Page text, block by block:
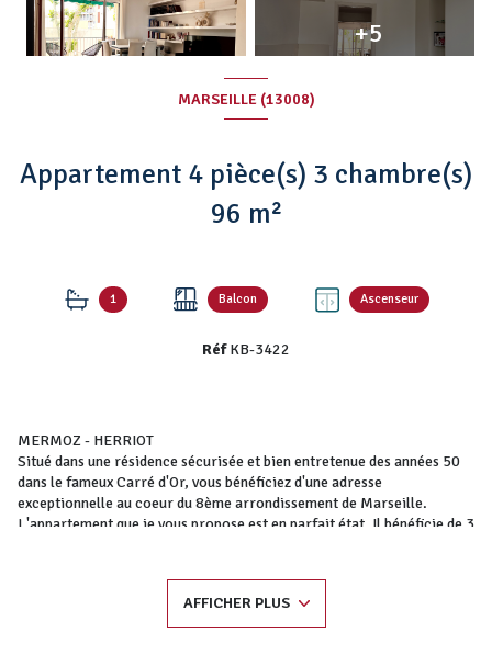
+5
MARSEILLE (13008)
Appartement 4 pièce(s) 3 chambre(s)
96 m²
1 Balcon Ascenseur
RéfKB-3422
MERMOZ - HERRIOT
Situé dans une résidence sécurisée et bien entretenue des années 50
dans le fameux Carré d'Or, vous bénéficiez d'une adresse
exceptionnelle au coeur du 8ème arrondissement de Marseille.
L'appartement que je vous propose est en parfait état. Il bénéficie de 3
Prado, des établissements scolaires réputés, des services de santé et
du tunnel Prado carénage, cet appartement traversant d'une surface
loi Carrez de 96,31 m2 offre un cadre de vie familial idéal.
AFFICHER PLUS